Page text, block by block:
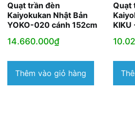
Quạt trần đèn
Kaiyokukan Nhật Bản
YOKO-020 cánh 152cm
14.660.000₫
Thêm vào giỏ hàng
Quạt